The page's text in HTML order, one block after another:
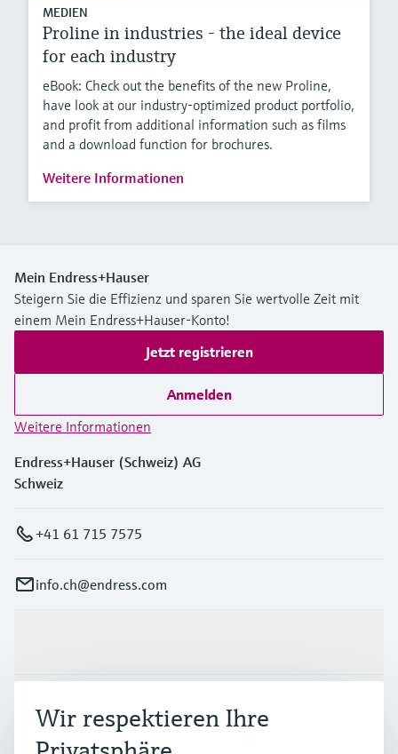
MEDIEN
Proline in industries - the ideal device
for each industry
eBook: Check out the benefits of the new Proline,
have look at our industry-optimized product portfolio,
and profit from additional information such as films
and a download function for brochures.
Weitere Informationen
Mein Endress+Hauser
Steigern Sie die Effizienz und sparen Sie wertvolle Zeit mit
einem Mein Endress+Hauser-Konto!
Jetzt registrieren
Anmelden
Weitere Informationen
Endress+Hauser (Schweiz) AG
Schweiz
+41 61 715 7575
info.ch@endress.com
Branchen
Wir respektieren Ihre